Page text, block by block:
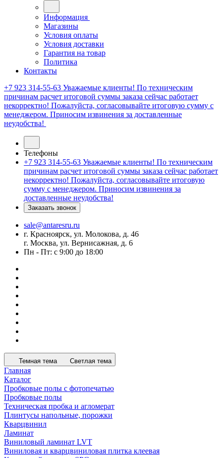
Информация
Магазины
Условия оплаты
Условия доставки
Гарантия на товар
Политика
Контакты
+7 923 314-55-63 Уважаемые клиенты! По техническим
причинам расчет итоговой суммы заказа сейчас работает
некорректно! Пожалуйста, согласовывайте итоговую сумму с
менеджером. Приносим извинения за доставленные
неудобства!
Телефоны
+7 923 314-55-63 Уважаемые клиенты! По техническим
причинам расчет итоговой суммы заказа сейчас работает
некорректно! Пожалуйста, согласовывайте итоговую
сумму с менеджером. Приносим извинения за
доставленные неудобства!
Заказать звонок
sale@antaresru.ru
г. Красноярск, ул. Молокова, д. 46
г. Москва, ул. Вернисажная, д. 6
Пн - Пт: с 9:00 до 18:00
Темная тема Светлая тема
Главная
Каталог
Пробковые полы с фотопечатью
Пробковые полы
Техническая пробка и агломерат
Плинтусы напольные, порожки
Кварцвинил
Ламинат
Виниловый ламинат LVT
Виниловая и кварцвиниловая плитка клеевая